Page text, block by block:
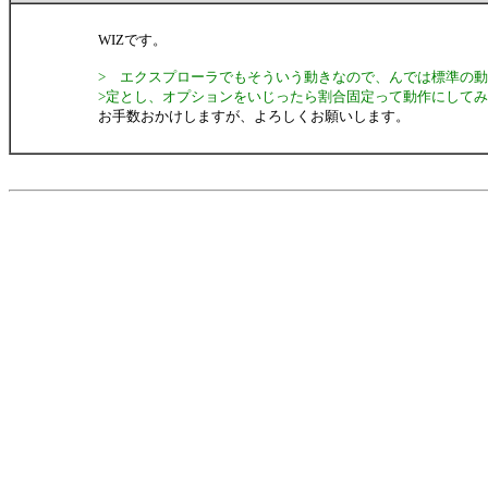
WIZです。
> エクスプローラでもそういう動きなので、んでは標準の
>定とし、オプションをいじったら割合固定って動作にしてみ
お手数おかけしますが、よろしくお願いします。